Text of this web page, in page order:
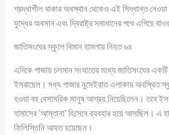
শ্রদ্ধাশীল থাকার অবস্থান থেকেও এই সিদ্ধান্ত
যুদ্ধের অবসান এবং দ্বিরাষ্ট্র সমাধানের পথে এগিয়ে
জাতিসংঘের স্কুলে বিমান হামলায় নিহত ৬৪
এদিকে গাজায় চলমান সংঘাতের মধ্যে জাতিসংঘের একটি
ইসরায়েল। মধ্য গাজার নুসেইরাত এলাকায় অবস্থিত
হওয়া বহু বেসামরিক মানুষ আশ্রয় নিয়েছিলেন। তবে
হামাসের ‘আস্তানা’ হিসেবে ব্যবহার হয়ে আসছিল।
ফিলিস্তিনি আহত হয়েছেন।